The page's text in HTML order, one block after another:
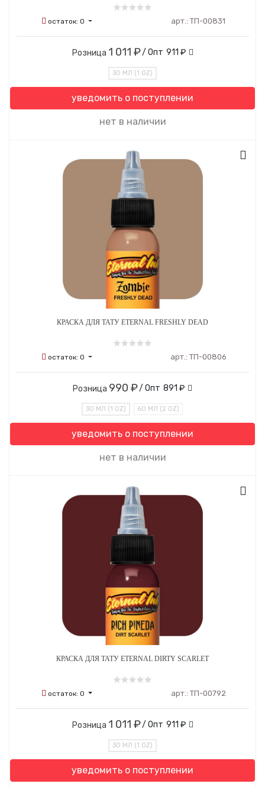
остаток: 0 арт.: ТП-00831
Розница 1 011 ₽/ Опт 911 ₽
30 МЛ (1 OZ)
уведомить о поступлении
нет в наличии
КРАСКА ДЛЯ ТАТУ ETERNAL FRESHLY DEAD
остаток: 0 арт.: ТП-00806
Розница 990 ₽/ Опт 891 ₽
30 МЛ (1 OZ) 60 МЛ (2 OZ)
уведомить о поступлении
нет в наличии
КРАСКА ДЛЯ ТАТУ ETERNAL DIRTY SCARLET
остаток: 0 арт.: ТП-00792
Розница 1 011 ₽/ Опт 911 ₽
30 МЛ (1 OZ)
уведомить о поступлении